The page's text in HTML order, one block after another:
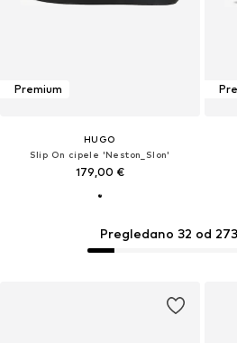
Premium
HUGO
Slip On cipele 'Neston_Slon'
179,00 €
Pregledano 32 od